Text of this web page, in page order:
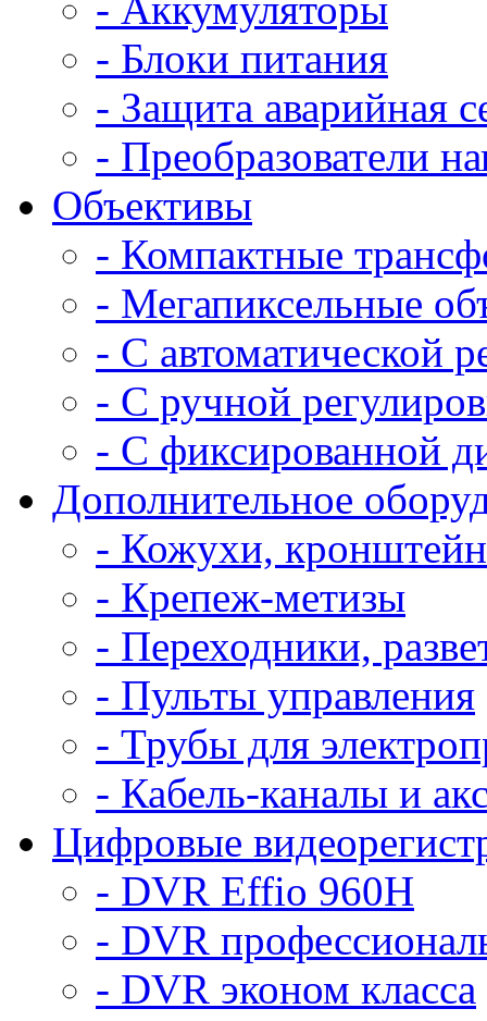
- Блоки питания
- Защита аварийная
- Преобразователи
Объективы
- Компактные
- Мегапиксельные
- С автоматической
- С ручной
- С фиксированной
Дополнительное
- Кожухи,
- Крепеж-метизы
- Переходники,
- Пульты управления
- Трубы для
- Кабель-каналы и
Цифровые
- DVR Effio 960H
- DVR
- DVR эконом класса